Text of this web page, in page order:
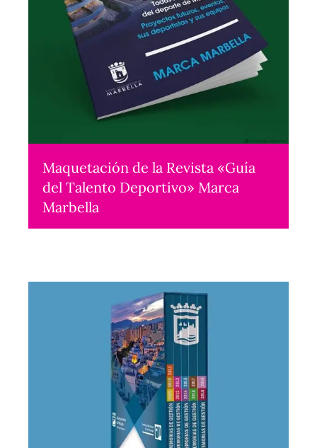
Maquetación de la Revista «Guía
del Talento Deportivo» Marca
Marbella